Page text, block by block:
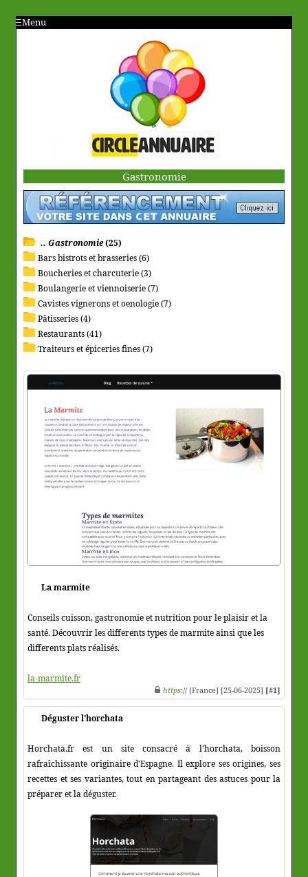
Menu
Gastronomie
.. Gastronomie(25)
Bars bistrots et brasseries (6)
Boucheries et charcuterie (3)
Boulangerie et viennoiserie (7)
Cavistes vignerons et oenologie (7)
Pâtisseries (4)
Restaurants (41)
Traiteurs et épiceries fines (7)
La marmite
Conseils cuisson, gastronomie et nutrition pour le plaisir et la
santé. Découvrir les differents types de marmite ainsi que les
differents plats réalisés.
la-marmite.fr
https:// [France] [25-06-2025] [#1]
Déguster l'horchata
Horchata.fr est un site consacré à l'horchata, boisson
rafraîchissante originaire d'Espagne. Il explore ses origines, ses
recettes et ses variantes, tout en partageant des astuces pour la
préparer et la déguster.